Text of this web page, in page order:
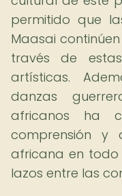
permitido que
Maasai
través de
artísticas.
danzas
africanos ha
comprensión y
africana en todo
lazos entre las